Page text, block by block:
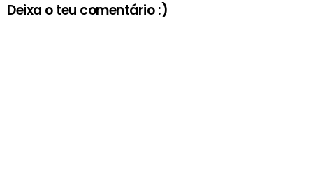
Deixa o teu comentário :)